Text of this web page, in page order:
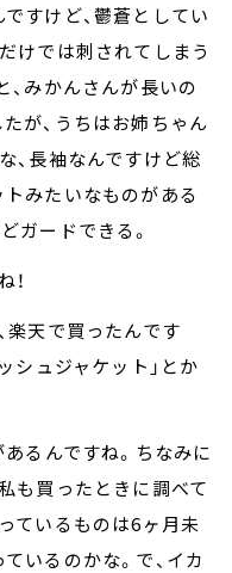
すけど、鬱蒼としてい
けでは刺されてしまう
、みかんさんが長いの
が、うちはお姉ちゃん
、長袖なんですけど総
みたいなものがある
ガードできる。
楽天で買ったんです
シュジャケット」とか
るんですね。ちなみに
も買ったときに調べて
ているものは6ヶ月未
いるのかな。で、イカ